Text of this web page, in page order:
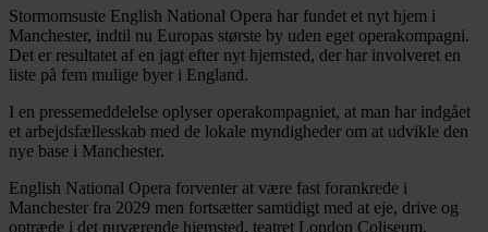
Stormomsuste English National Opera har fundet et nyt hjem i
Manchester, indtil nu Europas største by uden eget operakompagni.
Det er resultatet af en jagt efter nyt hjemsted, der har involveret en
liste på fem mulige byer i England.
I en pressemeddelelse oplyser operakompagniet, at man har indgået
et arbejdsfællesskab med de lokale myndigheder om at udvikle den
nye base i Manchester.
English National Opera forventer at være fast forankrede i
Manchester fra 2029 men fortsætter samtidigt med at eje, drive og
optræde i det nuværende hjemsted, teatret London Coliseum.